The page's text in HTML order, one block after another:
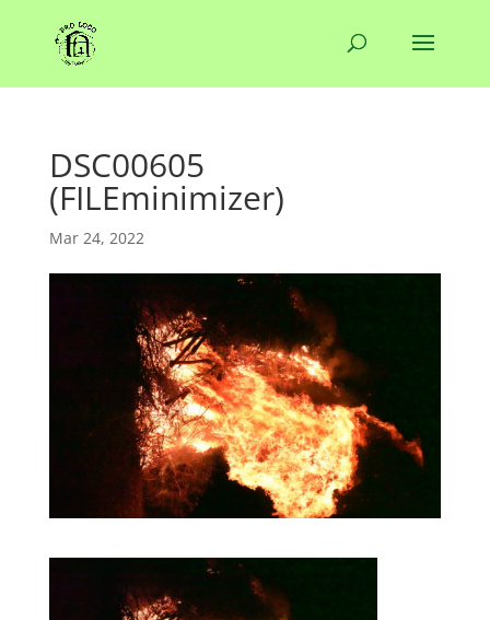
DSC00605
(FILEminimizer)
Mar 24, 2022